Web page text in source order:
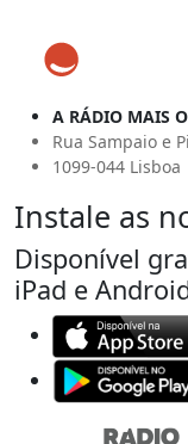
A RÁDIO MAIS
Rua Sampaio e
1099-044 Lisboa
Instale as
Disponível
iPad e